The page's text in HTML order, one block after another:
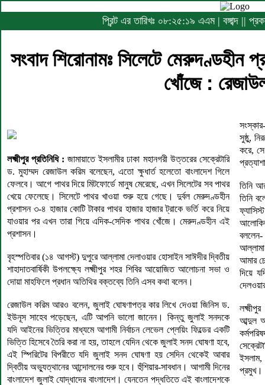
প্রিন্ট এর তারিখঃ ০৮:২৫:২০ এএম|বঙ্গাব্দ ||
সংবাদ শিরোনামঃ সিলেটে মেরুদণ্ডহীন
খোঁজে :
লক্ষ্মীপুর প্রতিনিধি : জামায়াতে ইসলামীর ঢাকা মহানগরী উত্তরের সেক্রেটারি
ড. মুহাম্মদ রেজাউল করিম বলেছেন, এতো ক্ষুধার্ত হলেতো বাংলাদেশ গিলে
ফেলবে। আগে পাথর দিয়ে মিটফোর্ডে মানুষ মেরেছে, এখন সিলেটের সব পাথর
খেয়ে ফেলেছে। সিলেটে পাথর খাওয়া শুরু হয়ে গেছে। দুর্বল মেরুদণ্ডহীন
প্রশাসন ৩-৪ হাজার কোটি টাকার পাথর হাজার হাজার ট্রাকে ভর্তি করে নিয়ে
যাওয়ার পর এখন তারা গিয়ে এদিক-সেদিক পাথর খোঁজে। মেরুদণ্ডহীন এই
প্রশাসন।
বৃহস্পতিবার (১৪ আগস্ট) দুপুরে আল্লামা দেলাওয়ার হোসাইন সাঈদীর দ্বিতীয়
শাহাদাতবার্ষিকী উপলক্ষ্যে লক্ষ্মীপুর শহর শিবির আয়োজিত আলোচনা সভা ও
দোয়া মাহফিলে প্রধান অতিথির বক্তব্যে তিনি এসব কথা বলেন।
রেজাউল করিম আরও বলেন, জুলাই ঘোষণাপত্র কার লিখে দেওয়া জিনিস ড.
ইউনূস সাহেব পড়েছেন, এটি আপনি ভালো জানেন। কিন্তু জুলাই সনদকে
যদি আইনের ভিত্তির মাধ্যমে আগামী নির্বাচন লেভেল প্লেয়িং ফিল্ডের একটি
ভিত্তি হিসেবে তৈরি করা না হয়, তাহলে যেদিন থেকে জুলাই সনদ ঘোষণা হবে,
এই স্পিরিটের বিপরীতে যদি জুলাই সনদ ঘোষণা হয় সেদিন থেকেই আবার
দ্বিতীয় অভ্যুত্থানের আন্দোলনের শুরু হবে। হুঁশিয়ার-সাবধান। আগামী দিনের
বাংলাদেশ জুলাই যোদ্ধাদের বাংলাদেশ। যেনতেন পদ্ধতিতে এই বাংলাদেশকে
সুষ্ঠু,
করে, সে
তিনি
তিনি
আমার
দিয়ে
আব্দুল
ইসলাম,
প্রমুখ।